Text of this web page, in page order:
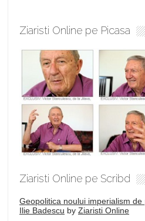
Ziaristi Online pe Picasa
Ziaristi Online pe Scribd
Geopolitica noului imperialism de
Ilie Badescu by Ziaristi Online